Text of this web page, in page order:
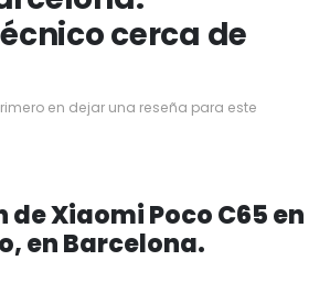
cerca de
en dejar una reseña para este
de Xiaomi Poco C65 en
en Barcelona.